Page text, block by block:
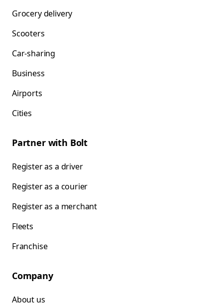
Grocery delivery
Scooters
Car-sharing
Business
Airports
Cities
Partner with Bolt
Register as a driver
Register as a courier
Register as a merchant
Fleets
Franchise
Company
About us